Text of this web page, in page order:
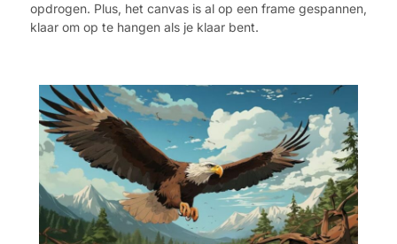
opdrogen. Plus, het canvas is al op een frame gespannen,
klaar om op te hangen als je klaar bent.